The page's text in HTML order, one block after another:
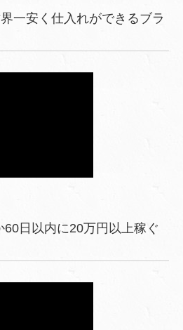
一安く仕入れができるブラ
日以内に20万円以上稼ぐ